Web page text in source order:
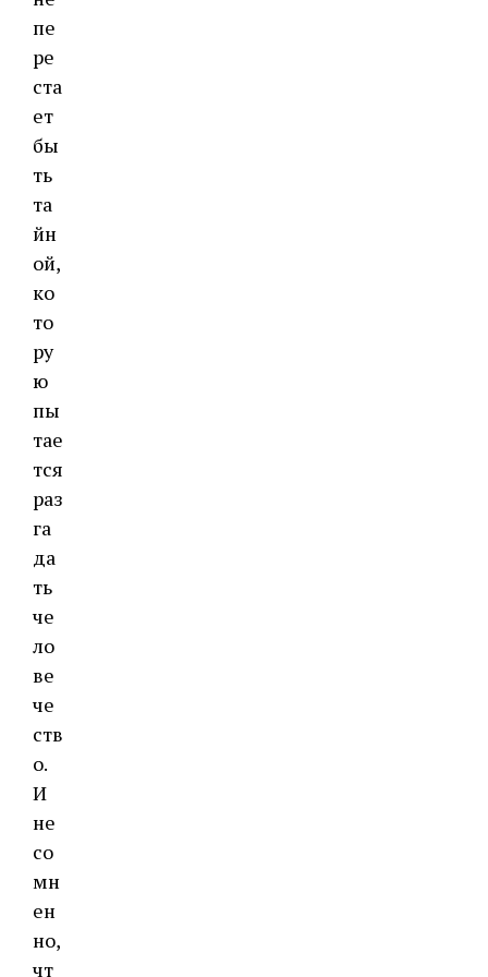
пе
ре
ста
ет
бы
ть
та
йн
ой,
ко
то
ру
ю
пы
тае
тся
раз
га
да
ть
че
ло
ве
че
ств
о.
И
не
со
мн
ен
но,
чт